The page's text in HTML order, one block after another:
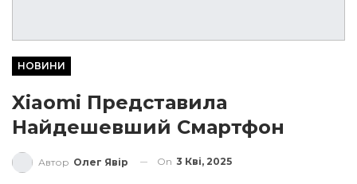
НОВИНИ
Xiaomi Представила
Найдешевший Смартфон
Автор Олег Явір On 3 Кві, 2025